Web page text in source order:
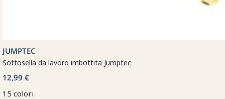
JUMPTEC
Sottosella da lavoro imbottita Jumptec
12,99 €
15 colori